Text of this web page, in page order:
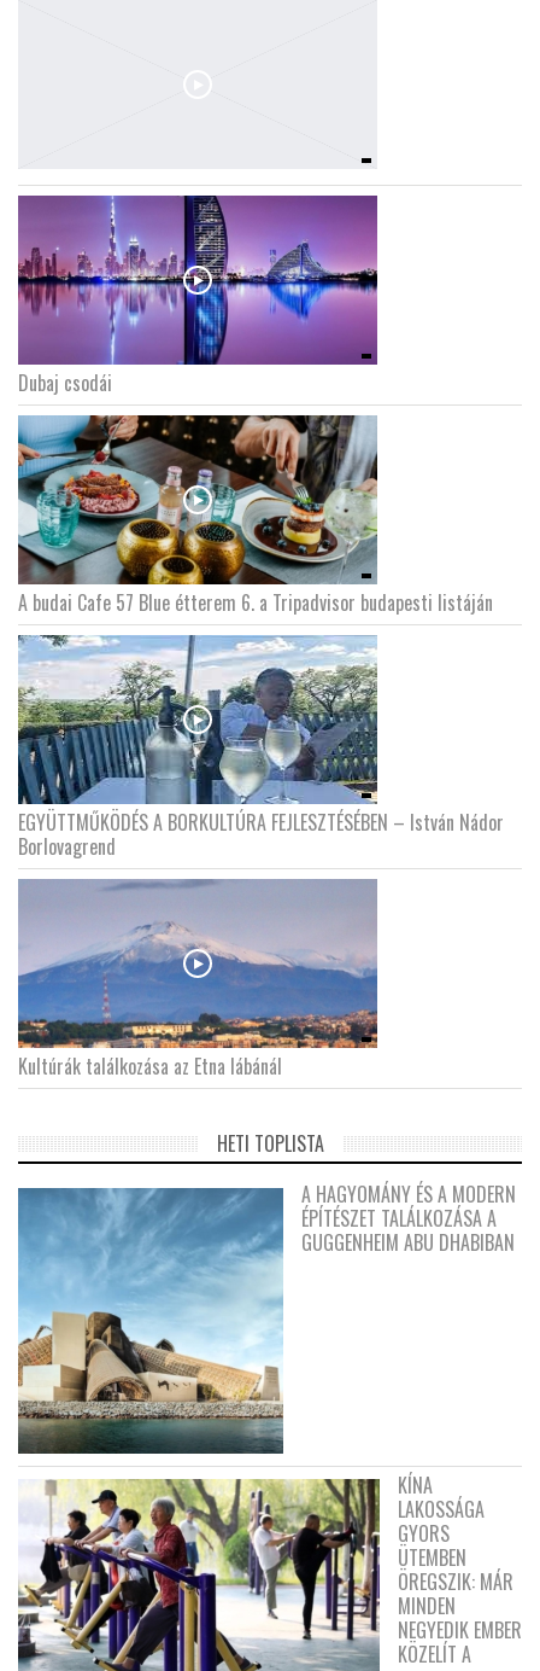
Dubaj csodái
A budai Cafe 57 Blue étterem 6. a Tripadvisor budapesti listáján
EGYÜTTMŰKÖDÉS A BORKULTÚRA FEJLESZTÉSÉBEN – István Nádor
Borlovagrend
Kultúrák találkozása az Etna lábánál
HETI TOPLISTA
A HAGYOMÁNY ÉS A MODERN
ÉPÍTÉSZET TALÁLKOZÁSA A
GUGGENHEIM ABU DHABIBAN
KÍNA
LAKOSSÁGA
GYORS
ÜTEMBEN
ÖREGSZIK: MÁR
MINDEN
NEGYEDIK EMBER
KÖZELÍT A